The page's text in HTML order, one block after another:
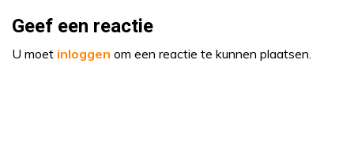
Geef een reactie
U moet inloggen om een reactie te kunnen plaatsen.